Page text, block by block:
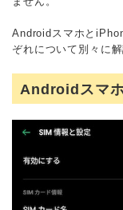
Androidスマホと
ぞれについて別々に解
Androidスマ